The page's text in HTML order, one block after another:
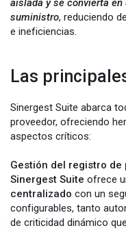
aislada y se convierta
suministro, reduciendo
e ineficiencias.
Las
Sinergest Suite abarca
proveedor, ofreciendo
aspectos críticos:
Gestión del registro
Sinergest Suite ofrece
centralizado con un
configurables, tanto
de criticidad dinámico